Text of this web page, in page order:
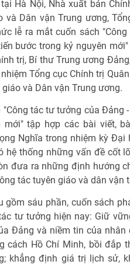
Hà Nội, Nhà xuất bản
và Dân vận Trung ương,
lễ ra mắt cuốn sách
bước trong kỷ nguyên
trị, Bí thư Trung ương
Tổng cục Chính trị
giáo và Dân vận Trung ương.
"Công tác tư tưởng của
mới" tập hợp các bài viết,
Nghĩa trong nhiệm kỳ
hệ thống những vấn đề cốt
đưa ra những định hướng
tác tuyên giáo và dân
gồm sáu phần, cuốn sách
tư tưởng hiện nay: Giữ
Đảng và niềm tin của
cách Hồ Chí Minh, bồi đắp
khẳng định giá trị lịch sử,